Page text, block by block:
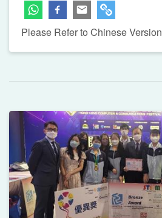
Please Refer to Chinese Version